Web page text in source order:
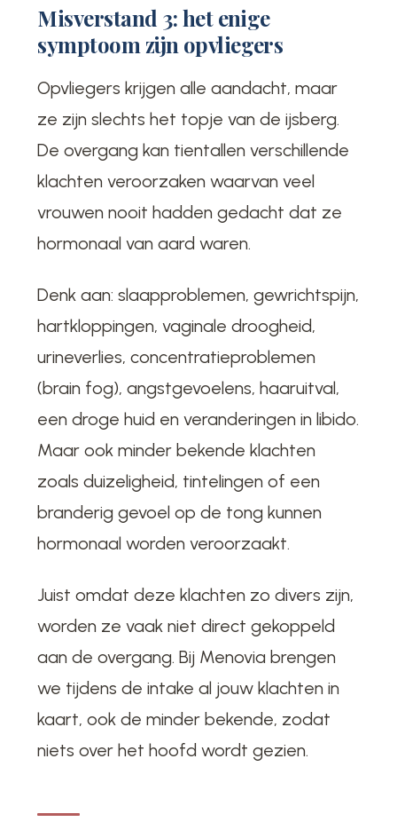
Misverstand 3: het enige
symptoom zijn opvliegers
Opvliegers krijgen alle aandacht, maar
ze zijn slechts het topje van de ijsberg.
De overgang kan tientallen verschillende
klachten veroorzaken waarvan veel
vrouwen nooit hadden gedacht dat ze
hormonaal van aard waren.
Denk aan: slaapproblemen, gewrichtspijn,
hartkloppingen, vaginale droogheid,
urineverlies, concentratieproblemen
(brain fog), angstgevoelens, haaruitval,
een droge huid en veranderingen in libido.
Maar ook minder bekende klachten
zoals duizeligheid, tintelingen of een
branderig gevoel op de tong kunnen
hormonaal worden veroorzaakt.
Juist omdat deze klachten zo divers zijn,
worden ze vaak niet direct gekoppeld
aan de overgang. Bij Menovia brengen
we tijdens de intake al jouw klachten in
kaart, ook de minder bekende, zodat
niets over het hoofd wordt gezien.